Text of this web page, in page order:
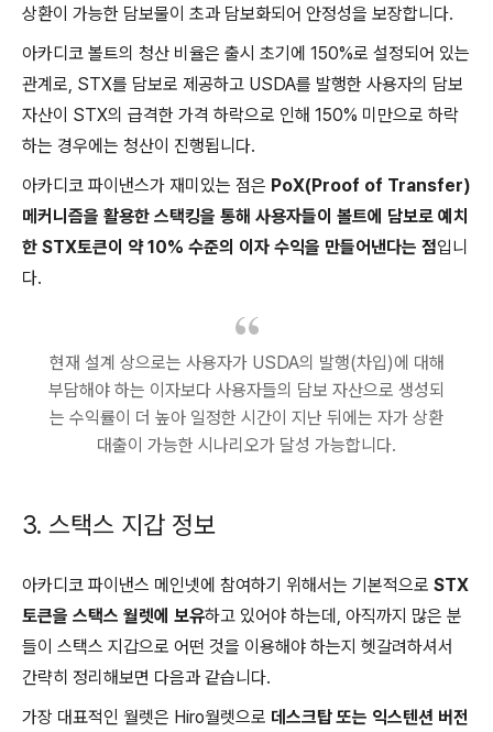
상환이 가능한 담보물이 초과 담보화되어 안정성을 보장합니다.
아카디코 볼트의 청산 비율은 출시 초기에 150%로 설정되어 있는
관계로, STX를 담보로 제공하고 USDA를 발행한 사용자의 담보
자산이 STX의 급격한 가격 하락으로 인해 150% 미만으로 하락
하는 경우에는 청산이 진행됩니다.
아카디코 파이낸스가 재미있는 점은 PoX(Proof of Transfer)
메커니즘을 활용한 스택킹을 통해 사용자들이 볼트에 담보로 예치
한 STX토큰이 약 10% 수준의 이자 수익을 만들어낸다는 점입니
다.
현재 설계 상으로는 사용자가 USDA의 발행(차입)에 대해
부담해야 하는 이자보다 사용자들의 담보 자산으로 생성되
는 수익률이 더 높아 일정한 시간이 지난 뒤에는 자가 상환
대출이 가능한 시나리오가 달성 가능합니다.
3. 스택스 지갑 정보
아카디코 파이낸스 메인넷에 참여하기 위해서는 기본적으로 STX
토큰을 스택스 월렛에 보유하고 있어야 하는데, 아직까지 많은 분
들이 스택스 지갑으로 어떤 것을 이용해야 하는지 헷갈려하셔서
간략히 정리해보면 다음과 같습니다.
가장 대표적인 월렛은 Hiro월렛으로 데스크탑 또는 익스텐션 버전